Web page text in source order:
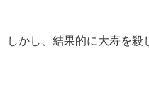
しかし、結果的に大寿を殺